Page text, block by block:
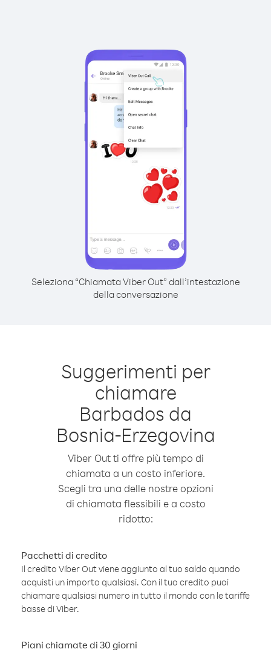
Seleziona “Chiamata Viber Out” dall’intestazione
della conversazione
Suggerimenti per
chiamare
Barbados da
Bosnia-Erzegovina
Viber Out ti offre più tempo di
chiamata a un costo inferiore.
Scegli tra una delle nostre opzioni
di chiamata flessibili e a costo
ridotto:
Pacchetti di credito
Il credito Viber Out viene aggiunto al tuo saldo quando
acquisti un importo qualsiasi. Con il tuo credito puoi
chiamare qualsiasi numero in tutto il mondo con le tariffe
basse di Viber.
Piani chiamate di 30 giorni